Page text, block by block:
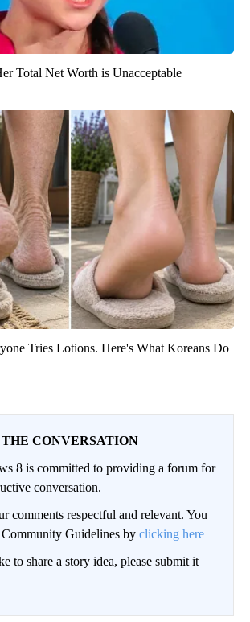
Total Net Worth is Unacceptable
Tries Lotions. Here's What Koreans Do
THE CONVERSATION
8 is committed to providing a forum for
conversation.
comments respectful and relevant. You
Guidelines by clicking here
to share a story idea, please submit it